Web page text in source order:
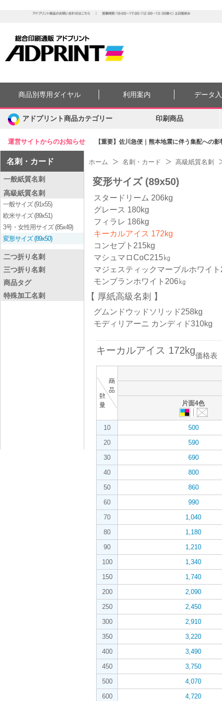
運営サイトからのお知らせ 【重要】佐川急便｜熊本地震に伴う集配への
商品別専用ダイヤル 利用案内 データ
アドプリント商品カテゴリー 印刷商品
名刺・カード
一般紙質名刺
高級紙質名刺
一般サイズ (91x55)
欧米サイズ (89x51)
3号・女性用サイズ (85x49)
変形サイズ (89x50)
二つ折り名刺
三つ折り名刺
商品タグ
特殊加工名刺
ホーム 名刺・カード 高級紙質名刺
変形サイズ (89x50)
スタードリーム 206kg
グレース 180kg
フィラレ 186kg
キーカルアイス 172kg
コンセプト215kg
マシュマロCoC215㎏
マジェスティックマーブルホワイ
モンブランホワイト206㎏
厚紙高級名刺
グムンドウッドソリッド258kg
モディリアーニ カンディド310kg
キーカルアイス 172kg価格表
片面4色
10
500
20
590
30
690
40
800
50
860
60
990
70
1,040
80
1,180
90
1,210
100
1,340
150
1,740
200
2,090
250
2,450
300
2,910
350
3,220
400
3,490
450
3,750
500
4,070
600
4,720